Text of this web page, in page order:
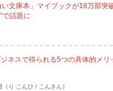
文庫本」マイブックが18万部突
で話題に
ネスで得られる5つの具体的メリ
（り こんひ / こんさん）